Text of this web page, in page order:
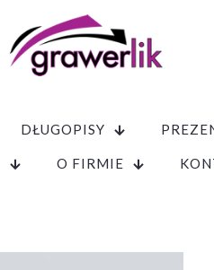
DŁUGOPISY
O FIRMIE